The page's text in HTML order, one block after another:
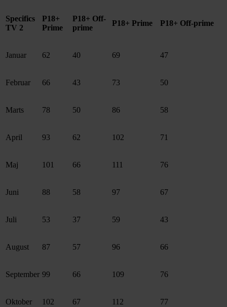
Specifics
TV 2
P18+
Prime
P18+ Off-
prime
P18+ Prime P18+ Off-prime
Januar 62 40 69 47
Februar 66 43 73 50
Marts 78 50 86 58
April 93 62 102 71
Maj 101 66 111 76
Juni 88 58 97 67
Juli 53 37 59 43
August 87 57 96 66
September 99 66 109 76
Oktober 102 67 112 77